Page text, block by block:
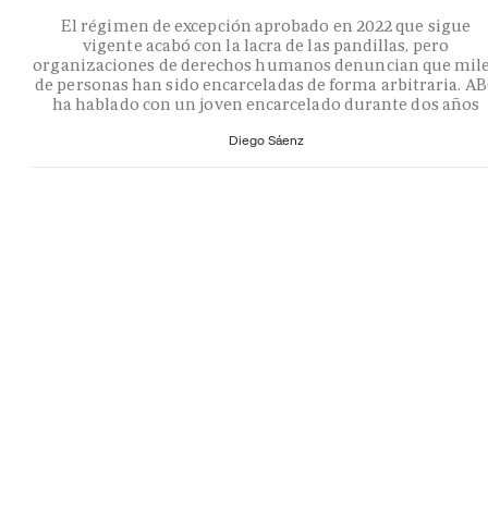
El régimen de excepción aprobado en 2022 que sigue
vigente acabó con la lacra de las pandillas, pero
organizaciones de derechos humanos denuncian que
de personas han sido encarceladas de forma arbitraria.
ha hablado con un joven encarcelado durante dos años
Diego Sáenz